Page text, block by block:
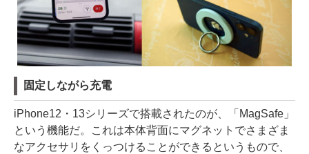
固定しながら充電
iPhone12・13シリーズで搭載されたのが、「MagSafe」
という機能だ。これは本体背面にマグネットでさまざま
なアクセサリをくっつけることができるというもので、